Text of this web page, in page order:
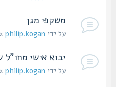
משקפי מגן
על ידיphilip.kogan» 19 פברואר 2019, 15:42
יבוא אישי מחו"ל של
על ידיphilip.kogan» 23 ינואר 2019, 18:25